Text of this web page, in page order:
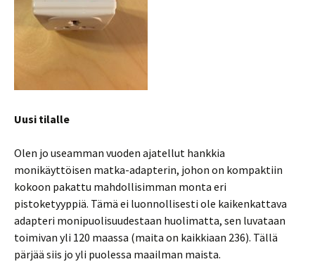
Uusi tilalle
Olen jo useamman vuoden ajatellut hankkia
monikäyttöisen matka-adapterin, johon on kompaktiin
kokoon pakattu mahdollisimman monta eri
pistoketyyppiä. Tämä ei luonnollisesti ole kaikenkattava
adapteri monipuolisuudestaan huolimatta, sen luvataan
toimivan yli 120 maassa (maita on kaikkiaan 236). Tällä
pärjää siis jo yli puolessa maailman maista.